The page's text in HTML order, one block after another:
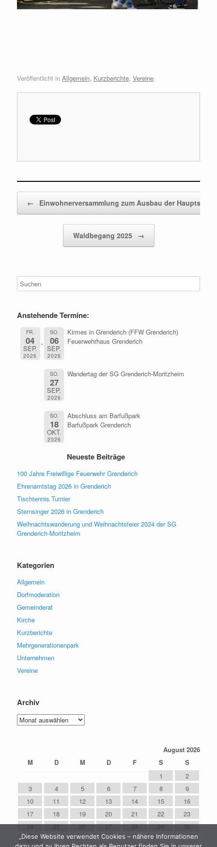
Veröffentlicht in Allgemein, Kurzberichte, Vereine.
← Einwohnerversammlung zum Ausbau der
Waldbegang 2025 →
Anstehende Termine:
FR.
04
SEP.
2026
SO.
06
SEP.
2026
Kirmes in Grenderich (FFW Grenderich)
Feuerwehrhaus Grenderich
SO.
27
SEP.
2026
Wandertag der SG Grenderich-Moritzheim
SO.
18
OKT.
2026
Abschluss am Barfußpark
Barfußpark Grenderich
Neueste Beiträge
100 Jahre Freiwillige Feuerwehr Grenderich
Ehrenamtstag 2026 in Grenderich
Tischtennis Turnier
Sternsinger 2026 in Grenderich
Weihnachtswanderung und Weihnachtsfeier 2024 der SG
Grenderich-Moritzheim
Kategorien
Allgemein
Dorfmoderation
Gemeinderat
Kirche
Kurzberichte
Mehrgenerationenpark
Unternehmen
Vereine
Archiv
Archiv
August 2026
M
D M D F S
S
1
2
3
4 5 6 7 8
9
10
11 12 13 14 15
16
17
18 19 20 21 22
23
24
25 26 27 28 29
30
31
„Diese Website verwendet Cookies – nähere Informationen